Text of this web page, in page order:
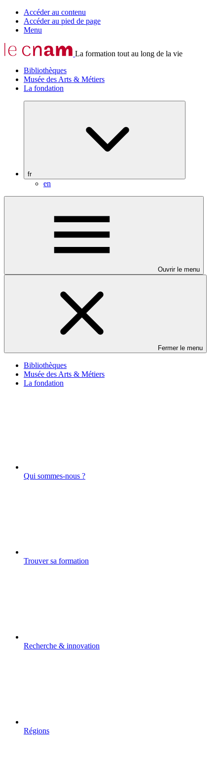
Accéder au contenu
Accéder au pied de page
Menu
La formation tout au long de la vie
Bibliothèques
Musée des Arts & Métiers
La fondation
fr
en
Ouvrir le menu
Fermer le menu
Bibliothèques
Musée des Arts & Métiers
La fondation
Qui sommes-nous ?
Trouver sa formation
Recherche & innovation
Régions